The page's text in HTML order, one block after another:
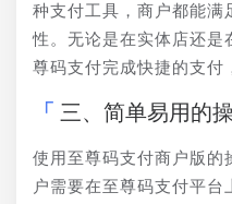
种支付工具，商户都能满
性。无论是在实体店还是
尊码支付完成快捷的支付
三、简单易用的
使用至尊码支付商户版的
户需要在至尊码支付平